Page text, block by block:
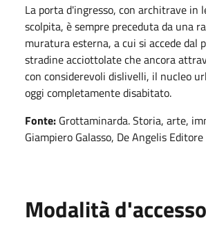
La porta d'ingresso, con architrave in
scolpita, è sempre preceduta da una
muratura esterna, a cui si accede dal
stradine acciottolate che ancora
con considerevoli dislivelli, il nucleo
oggi completamente disabitato.
Fonte: Grottaminarda. Storia, arte,
Giampiero Galasso, De Angelis Editore
Modalità d'accesso